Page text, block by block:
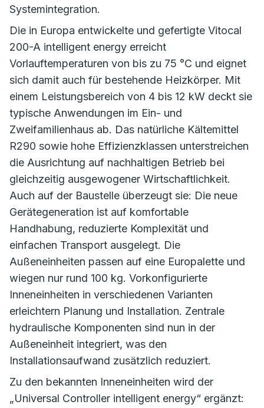
Systemintegration.
Die in Europa entwickelte und gefertigte Vitocal
200-A intelligent energy erreicht
Vorlauftemperaturen von bis zu 75 °C und eignet
sich damit auch für bestehende Heizkörper. Mit
einem Leistungsbereich von 4 bis 12 kW deckt sie
typische Anwendungen im Ein- und
Zweifamilienhaus ab. Das natürliche Kältemittel
R290 sowie hohe Effizienzklassen unterstreichen
die Ausrichtung auf nachhaltigen Betrieb bei
gleichzeitig ausgewogener Wirtschaftlichkeit.
Auch auf der Baustelle überzeugt sie: Die neue
Gerätegeneration ist auf komfortable
Handhabung, reduzierte Komplexität und
einfachen Transport ausgelegt. Die
Außeneinheiten passen auf eine Europalette und
wiegen nur rund 100 kg. Vorkonfigurierte
Inneneinheiten in verschiedenen Varianten
erleichtern Planung und Installation. Zentrale
hydraulische Komponenten sind nun in der
Außeneinheit integriert, was den
Installationsaufwand zusätzlich reduziert.
Zu den bekannten Inneneinheiten wird der
„Universal Controller intelligent energy“ ergänzt: